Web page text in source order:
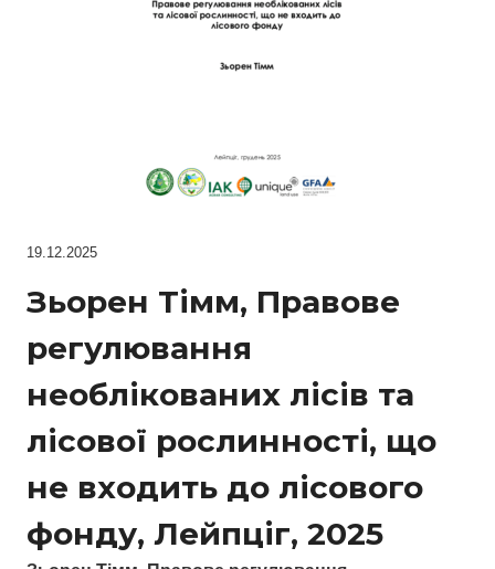
Зьорен Тімм, Правове
регулювання
необлікованих лісів та
лісової рослинності, що
не входить до лісового
фонду, Лейпціг, 2025
19.12.2025